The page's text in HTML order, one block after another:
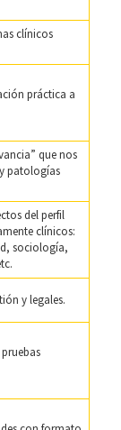
clínicos
práctica a
que nos
patologías
del perfil
clínicos:
sociología,
y legales.